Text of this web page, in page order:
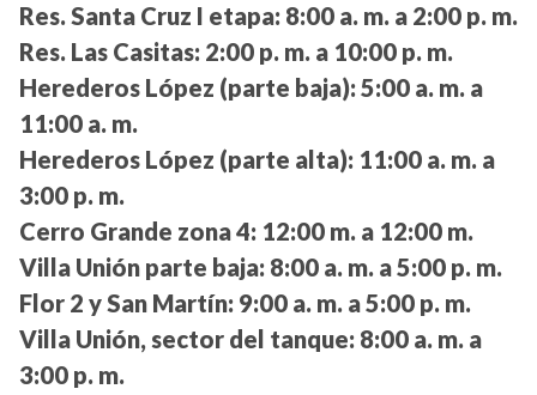
Res. Santa Cruz I etapa: 8:00 a. m. a 2:00 p. m.
Res. Las Casitas: 2:00 p. m. a 10:00 p. m.
Herederos López (parte baja): 5:00 a. m. a
11:00 a. m.
Herederos López (parte alta): 11:00 a. m. a
3:00 p. m.
Cerro Grande zona 4: 12:00 m. a 12:00 m.
Villa Unión parte baja: 8:00 a. m. a 5:00 p. m.
Flor 2 y San Martín: 9:00 a. m. a 5:00 p. m.
Villa Unión, sector del tanque: 8:00 a. m. a
3:00 p. m.